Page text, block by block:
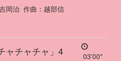
岡治 作曲： 越部信
ャチャチャ」4 03'00"